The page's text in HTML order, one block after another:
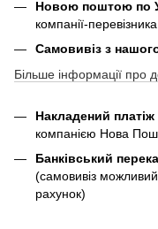
Новою поштою по
компанії-перевізника
Самовивіз з
Більше інформації про
Накладений платіж
компанією Нова
Банківський
(самовивіз
рахунок)